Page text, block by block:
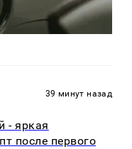
39 минут назад
- яркая
после первого